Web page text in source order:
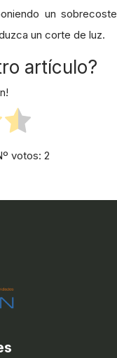
un sobrecoste
un corte de luz.
artículo?
votos: 2